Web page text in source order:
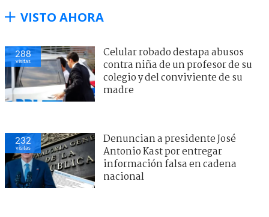
VISTO AHORA
288
visitas
Celular robado destapa abusos
contra niña de un profesor de su
colegio y del conviviente de su
madre
232
visitas
Denuncian a presidente José
Antonio Kast por entregar
información falsa en cadena
nacional